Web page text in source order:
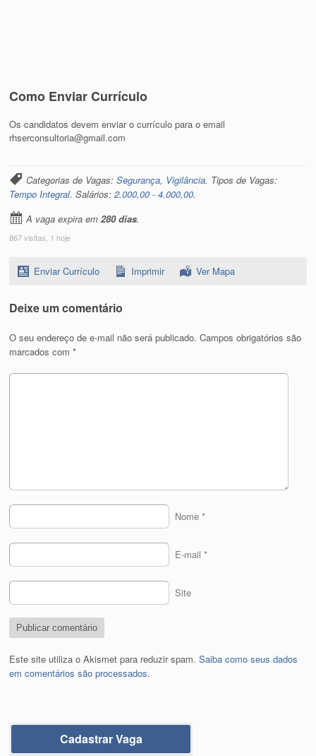
Como Enviar Currículo
Os candidatos devem enviar o currículo para o email
rhserconsultoria@gmail.com
Categorias de Vagas:Segurança, Vigilância. Tipos de Vagas:
Tempo Integral. Salários:2.000,00 - 4.000,00.
A vaga expira em280 dias.
867 visitas, 1 hoje
Enviar Currículo Imprimir Ver Mapa
Deixe um comentário
O seu endereço de e-mail não será publicado. Campos obrigatórios são
marcados com*
Nome *
E-mail *
Site
Este site utiliza o Akismet para reduzir spam.Saiba como seus dados
em comentários são processados.
Cadastrar Vaga